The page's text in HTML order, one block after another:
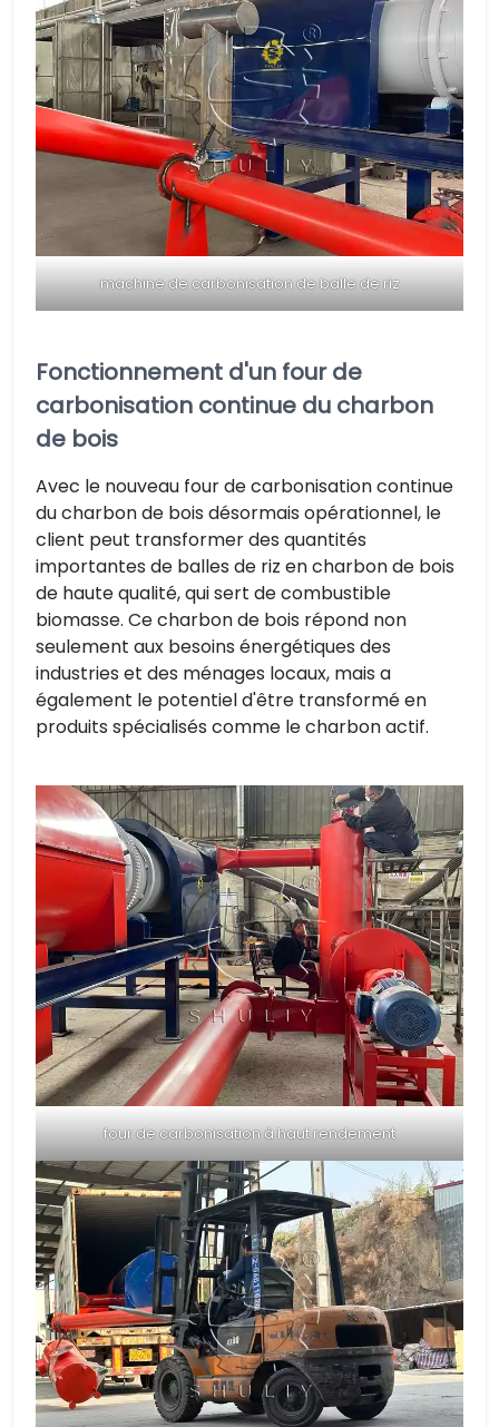
machine de carbonisation de balle de riz
Fonctionnement d'un four de
carbonisation continue du charbon
de bois
Avec le nouveau four de carbonisation continue
du charbon de bois désormais opérationnel, le
client peut transformer des quantités
importantes de balles de riz en charbon de bois
de haute qualité, qui sert de combustible
biomasse. Ce charbon de bois répond non
seulement aux besoins énergétiques des
industries et des ménages locaux, mais a
également le potentiel d'être transformé en
produits spécialisés comme le charbon actif.
four de carbonisation à haut rendement